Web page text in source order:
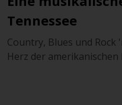
Tennessee
Country, Blues und Rock
Herz der amerikanischen